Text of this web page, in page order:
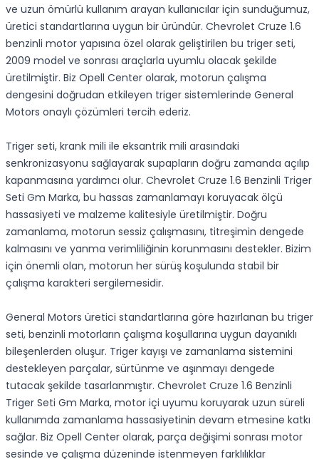
ve uzun ömürlü kullanım arayan kullanıcılar için sunduğumuz,
üretici standartlarına uygun bir üründür. Chevrolet Cruze 1.6
benzinli motor yapısına özel olarak geliştirilen bu triger seti,
2009 model ve sonrası araçlarla uyumlu olacak şekilde
üretilmiştir. Biz Opell Center olarak, motorun çalışma
dengesini doğrudan etkileyen triger sistemlerinde General
Motors onaylı çözümleri tercih ederiz.
Triger seti, krank mili ile eksantrik mili arasındaki
senkronizasyonu sağlayarak supapların doğru zamanda açılıp
kapanmasına yardımcı olur. Chevrolet Cruze 1.6 Benzinli Triger
Seti Gm Marka, bu hassas zamanlamayı koruyacak ölçü
hassasiyeti ve malzeme kalitesiyle üretilmiştir. Doğru
zamanlama, motorun sessiz çalışmasını, titreşimin dengede
kalmasını ve yanma verimliliğinin korunmasını destekler. Bizim
için önemli olan, motorun her sürüş koşulunda stabil bir
çalışma karakteri sergilemesidir.
General Motors üretici standartlarına göre hazırlanan bu triger
seti, benzinli motorların çalışma koşullarına uygun dayanıklı
bileşenlerden oluşur. Triger kayışı ve zamanlama sistemini
destekleyen parçalar, sürtünme ve aşınmayı dengede
tutacak şekilde tasarlanmıştır. Chevrolet Cruze 1.6 Benzinli
Triger Seti Gm Marka, motor içi uyumu koruyarak uzun süreli
kullanımda zamanlama hassasiyetinin devam etmesine katkı
sağlar. Biz Opell Center olarak, parça değişimi sonrası motor
sesinde ve çalışma düzeninde istenmeyen farklılıklar